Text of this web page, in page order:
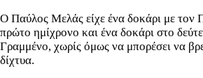
Ο Παύλος Μελάς είχε ένα δοκάρι με τον
πρώτο ημίχρονο και ένα δοκάρι στο
Γραμμένο, χωρίς όμως να μπορέσει να
δίχτυα.